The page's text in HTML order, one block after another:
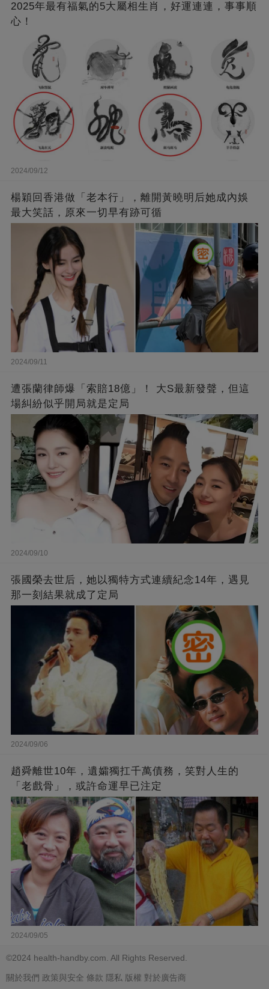
2025年最有福氣的5大屬相生肖，好運連連，事事順
心！
2024/09/12
楊穎回香港做「老本行」，離開黃曉明后她成內娛
最大笑話，原來一切早有跡可循
2024/09/11
遭張蘭律師爆「索賠18億」！ 大S最新發聲，但這
場糾紛似乎開局就是定局
2024/09/10
張國榮去世后，她以獨特方式連續紀念14年，遇見
那一刻結果就成了定局
2024/09/06
趙舜離世10年，遺孀獨扛千萬債務，笑對人生的
「老戲骨」，或許命運早已注定
2024/09/05
©2024 health-handby.com. All Rights Reserved.
關於我們 政策與安全 條款 隱私 版權 對於廣告商